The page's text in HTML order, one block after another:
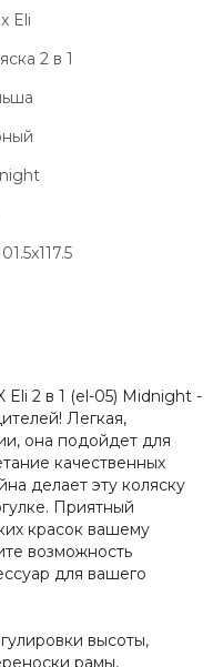
Eli
2 в 1
Eli 2 в 1 (el-05) Midnight -
Легкая,
она подойдет для
качественных
делает эту коляску
Приятный
красок вашему
возможность
для вашего
высоты,
рамы,